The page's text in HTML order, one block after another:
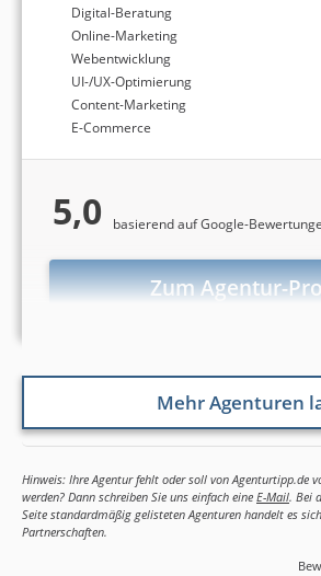
Digital-Beratung
Online-Marketing
Webentwicklung
UI-/UX-Optimierung
Content-Marketing
E-Commerce
5,0 basierend auf Google-
Zum Agentur-
Mehr Agenturen
Hinweis: Ihre Agentur fehlt oder soll von Agenturtipp.de
werden? Dann schreiben Sie uns einfach eine E-Mail. Bei
Seite standardmäßig gelisteten Agenturen handelt es
Partnerschaften.